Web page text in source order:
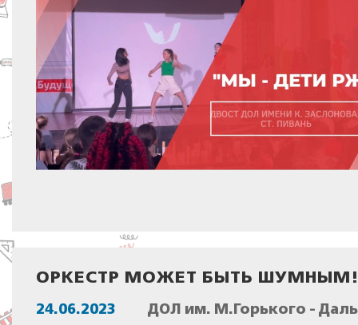
ОРКЕСТР МОЖЕТ БЫТЬ
24.06.2023 ДОЛ им. М.Горького -